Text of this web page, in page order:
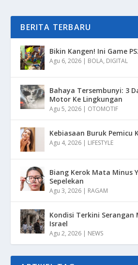
BERITA TERBARU
Bikin Kangen! Ini Game
Agu 6, 2026 | BOLA, DIGITAL
Bahaya Tersembunyi: 3
Motor Ke Lingkungan
Agu 5, 2026 | OTOMOTIF
Kebiasaan Buruk Pemicu
Agu 4, 2026 | LIFESTYLE
Biang Kerok Mata Minus
Sepelekan
Agu 3, 2026 | RAGAM
Kondisi Terkini Serangan
Israel
Agu 2, 2026 | NEWS